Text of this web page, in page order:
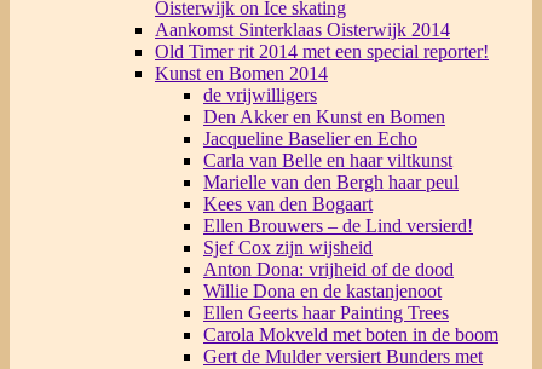
Oisterwijk on Ice skating
Aankomst Sinterklaas Oisterwijk 2014
Old Timer rit 2014 met een special reporter!
Kunst en Bomen 2014
de vrijwilligers
Den Akker en Kunst en Bomen
Jacqueline Baselier en Echo
Carla van Belle en haar viltkunst
Marielle van den Bergh haar peul
Kees van den Bogaart
Ellen Brouwers – de Lind versierd!
Sjef Cox zijn wijsheid
Anton Dona: vrijheid of de dood
Willie Dona en de kastanjenoot
Ellen Geerts haar Painting Trees
Carola Mokveld met boten in de boom
Gert de Mulder versiert Bunders met